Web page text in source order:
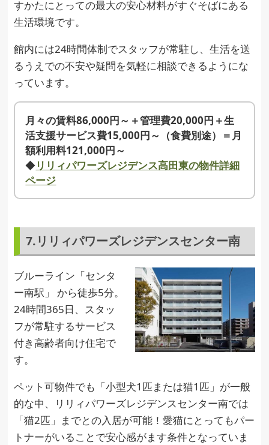
すかたにとっての最大の安心材料がすぐそばにある
生活環境です。
館内には24時間体制でスタッフが常駐し、生活を送
るうえでの不安や疑問を気軽に相談できるようにな
っています。
月々の賃料86,000円～＋管理費20,000円＋生
活支援サービス費15,000円～（食費別途）＝月
額利用料121,000円～
◆リリィパワーズレジデンス高田東の物件詳細
ページ
7.リリィパワーズレジデンスセンター南
ブルーライン「センタ
ー南駅」 から徒歩5分。
24時間365日、スタッ
フが常駐するサービス
付き高齢者向け住宅で
す。
ペット可物件でも「小型犬1匹または猫1匹」が一般
的な中、リリィパワーズレジデンスセンター南では
「猫2匹」までとの入居が可能！愛猫にとってもパー
トナーがいることで安心感がます条件となっていま